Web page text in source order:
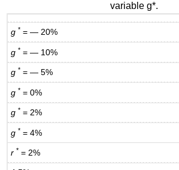
variable g*.
g * = — 20%
g * = — 10%
g * = — 5%
g * = 0%
g * = 2%
g * = 4%
r * = 2%